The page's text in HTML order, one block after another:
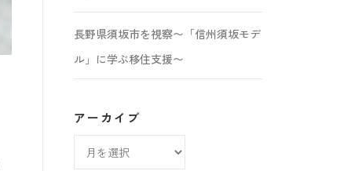
長野県須坂市を視察〜「信州須坂モデ
ル」に学ぶ移住支援〜
アーカイブ